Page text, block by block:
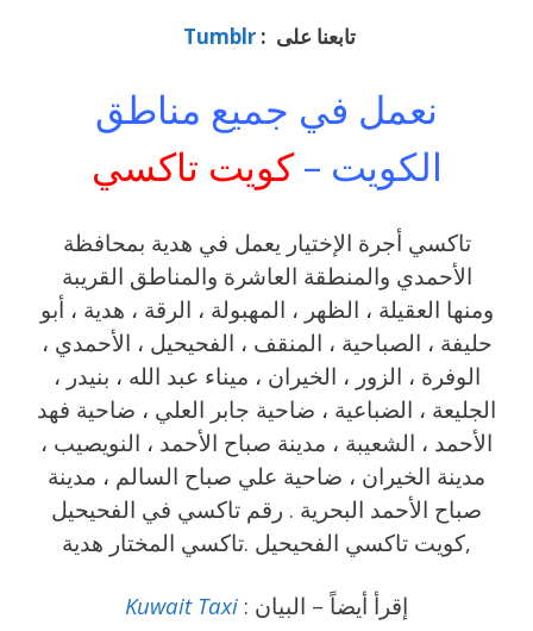
تابعنا على :Tumblr
نعمل في جميع مناطق
الكويت –كويت تاكسي
تاكسي أجرة الإختيار يعمل في هدية بمحافظة
الأحمدي والمنطقة العاشرة والمناطق القريبة
‎ومنها العقيلة ، الظهر ، المهبولة ، الرقة ، هدية ، أبو
حليفة ، الصباحية ، المنقف ، الفحيحيل ، الأحمدي ،
الوفرة ، الزور ، الخيران ، ميناء عبد الله ، بنيدر ،
الجليعة ، الضباعية ، ضاحية جابر العلي ، ضاحية فهد
الأحمد ، الشعيبة ، مدينة صباح الأحمد ، النويصيب ،
مدينة الخيران ، ضاحية علي صباح السالم ، مدينة
صباح الأحمد البحرية . رقم تاكسي في الفحيحيل
,كويت تاكسي الفحيحيل .تاكسي المختار هدية
إقرأ أيضاً – البيان : Kuwait Taxi